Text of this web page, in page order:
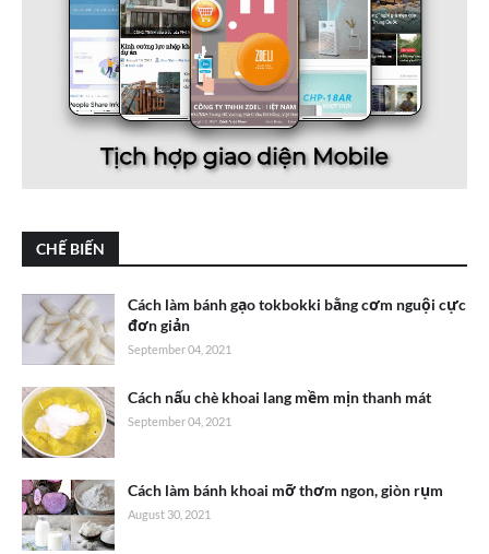
CHẾ BIẾN
Cách làm bánh gạo tokbokki bằng cơm nguội cực
đơn giản
September 04, 2021
Cách nấu chè khoai lang mềm mịn thanh mát
September 04, 2021
Cách làm bánh khoai mỡ thơm ngon, giòn rụm
August 30, 2021